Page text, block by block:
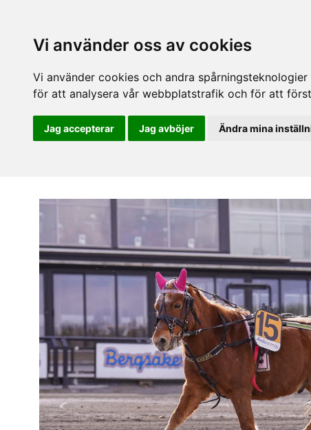
Vi använder oss av cookies
Vi använder cookies och andra
för att analysera vår webbplatstrafik och för att
Jag accepterar Jag avböjer Ändra mina